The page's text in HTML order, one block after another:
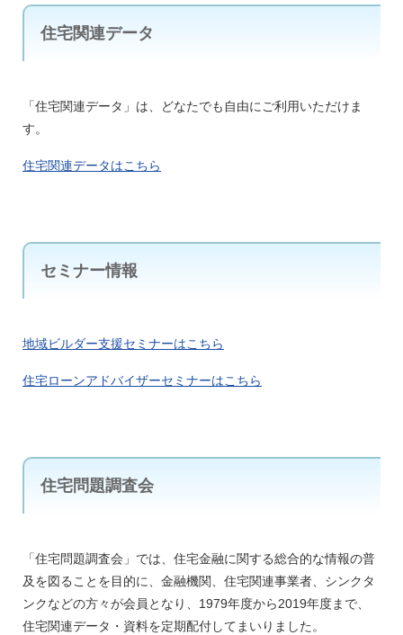
住宅関連データ
「住宅関連データ」は、どなたでも自由にご利用いただけま
す。
住宅関連データはこちら
セミナー情報
地域ビルダー支援セミナーはこちら
住宅ローンアドバイザーセミナーはこちら
住宅問題調査会
「住宅問題調査会」では、住宅金融に関する総合的な情報の普
及を図ることを目的に、金融機関、住宅関連事業者、シンクタ
ンクなどの方々が会員となり、1979年度から2019年度まで、
住宅関連データ・資料を定期配付してまいりました。